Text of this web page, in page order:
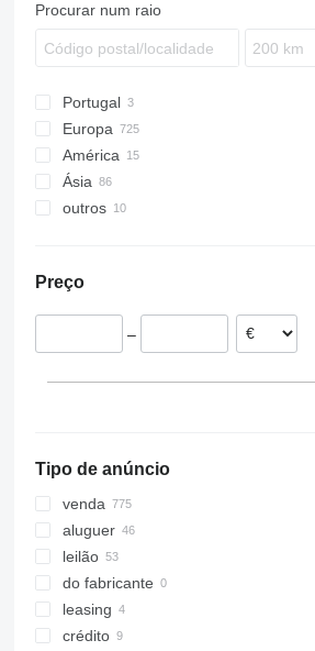
1350
3394
R-series
Procurar num raio
Portugal
Europa
Países Baixos
Polónia
Roménia
Itália
América
Estados Unidos da América
Ásia
China
Casaquistão
Egito
outros
Colômbia
Chile
Preço
–
Tipo de anúncio
venda
aluguer
leilão
do fabricante
leasing
crédito